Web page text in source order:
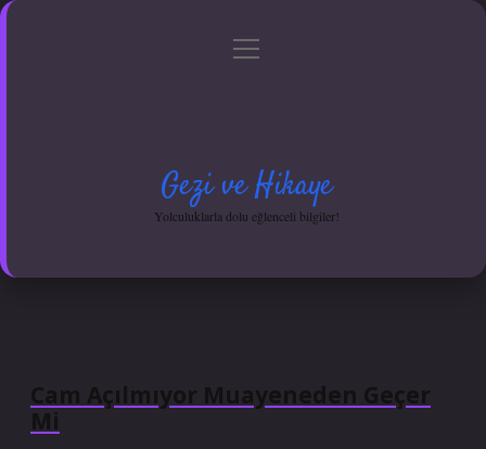
Gizlilik Politikası
menüyü
Gezi ve Hikaye
Yolculuklarla dolu eğlenceli bilgiler!
Cam Açılmıyor Muayeneden Geçer
Mi